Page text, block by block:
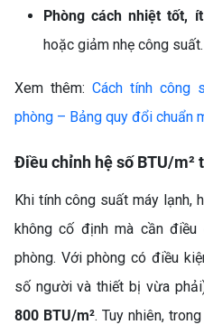
Phòng cách nhiệt tốt,
hoặc giảm nhẹ công suất.
Xem thêm: Cách tính công
phòng – Bảng quy đổi chuẩn
Điều chỉnh hệ số BTU/m²
Khi tính công suất máy lạnh,
không cố định mà cần
phòng. Với phòng có điều
số người và thiết bị vừa
800 BTU/m². Tuy nhiên,